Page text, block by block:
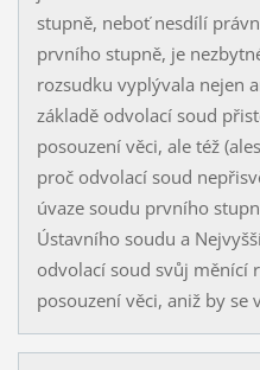
stupně, neboť nesdílí
prvního stupně, je
rozsudku vyplývala nejen
základě odvolací soud
posouzení věci, ale též
proč odvolací soud
úvaze soudu prvního
Ústavního soudu a
odvolací soud svůj měnící
posouzení věci, aniž by se